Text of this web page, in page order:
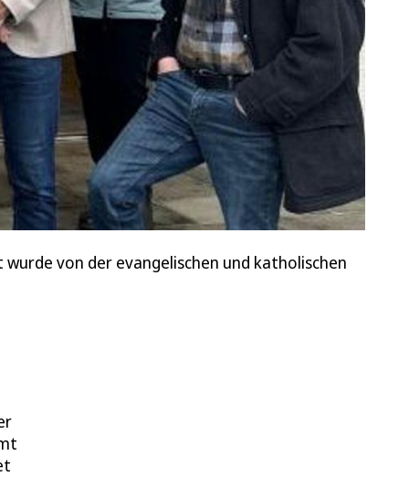
von der evangelischen und katholischen